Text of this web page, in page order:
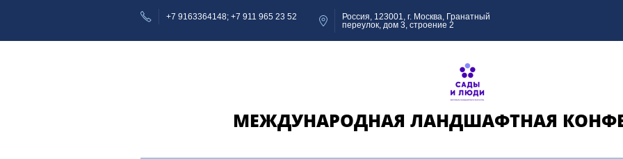
+7 9163364148 +7 911 965 23 52
Россия, 123001, г. Москва, Гранатный
переулок, дом 3, строение 2
МЕЖДУНАРОДНАЯ ЛАНДШАФТНАЯ